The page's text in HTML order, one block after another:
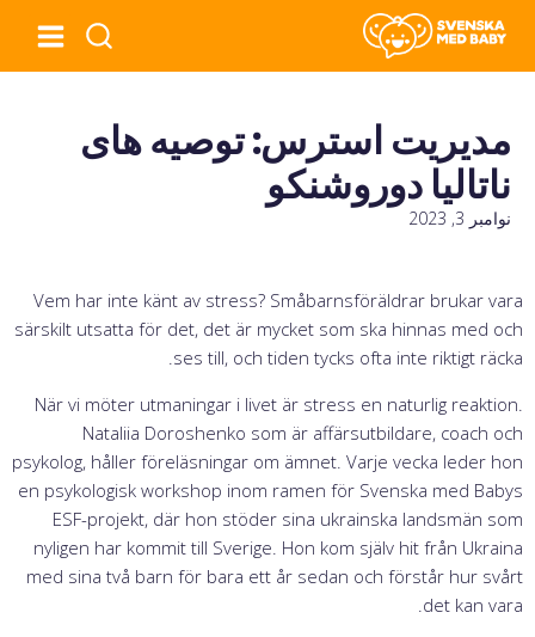
مدیریت استرس: توصیه های
ناتالیا دوروشنکو
نوامبر 3, 2023
Vem har inte känt av stress? Småbarnsföräldrar brukar vara
särskilt utsatta för det, det är mycket som ska hinnas med och
ses till, och tiden tycks ofta inte riktigt räcka.
När vi möter utmaningar i livet är stress en naturlig reaktion.
Nataliia Doroshenko som är affärsutbildare, coach och
psykolog, håller föreläsningar om ämnet. Varje vecka leder hon
en psykologisk workshop inom ramen för Svenska med Babys
ESF-projekt, där hon stöder sina ukrainska landsmän som
nyligen har kommit till Sverige. Hon kom själv hit från Ukraina
med sina två barn för bara ett år sedan och förstår hur svårt
det kan vara.